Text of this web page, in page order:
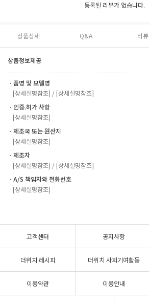
등록된 리뷰가 없습니다.
상품상세 Q&A 리뷰
상품정보제공
ㆍ품명 및 모델명
[상세설명참조] / [상세설명참조]
ㆍ인증.허가 사항
[상세설명참조]
ㆍ제조국 또는 원산지
[상세설명참조]
ㆍ제조자
[상세설명참조] / [상세설명참조]
ㆍA/S 책임자와 전화번호
[상세설명참조]
고객센터 공지사항
더위치 레시피 더위치 사회기여활동
이용약관 이용안내